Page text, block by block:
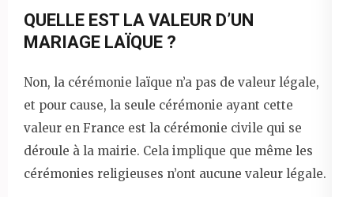
QUELLE EST LA VALEUR D’UN
MARIAGE LAÏQUE ?
Non, la cérémonie laïque n’a pas de valeur légale,
et pour cause, la seule cérémonie ayant cette
valeur en France est la cérémonie civile qui se
déroule à la mairie. Cela implique que même les
cérémonies religieuses n’ont aucune valeur légale.